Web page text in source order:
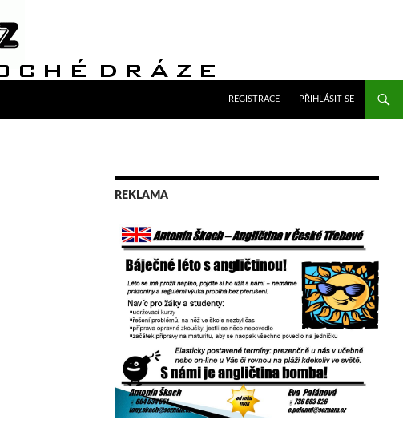
REGISTRACE
PŘIHLÁSIT SE
REKLAMA